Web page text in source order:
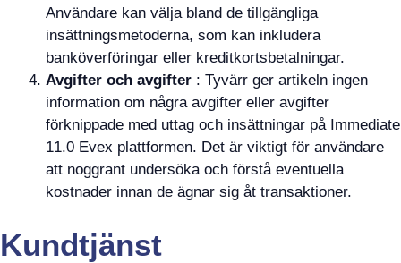
Användare kan välja bland de tillgängliga
insättningsmetoderna, som kan inkludera
banköverföringar eller kreditkortsbetalningar.
Avgifter och avgifter : Tyvärr ger artikeln ingen
information om några avgifter eller avgifter
förknippade med uttag och insättningar på Immediate
11.0 Evex plattformen. Det är viktigt för användare
att noggrant undersöka och förstå eventuella
kostnader innan de ägnar sig åt transaktioner.
Kundtjänst